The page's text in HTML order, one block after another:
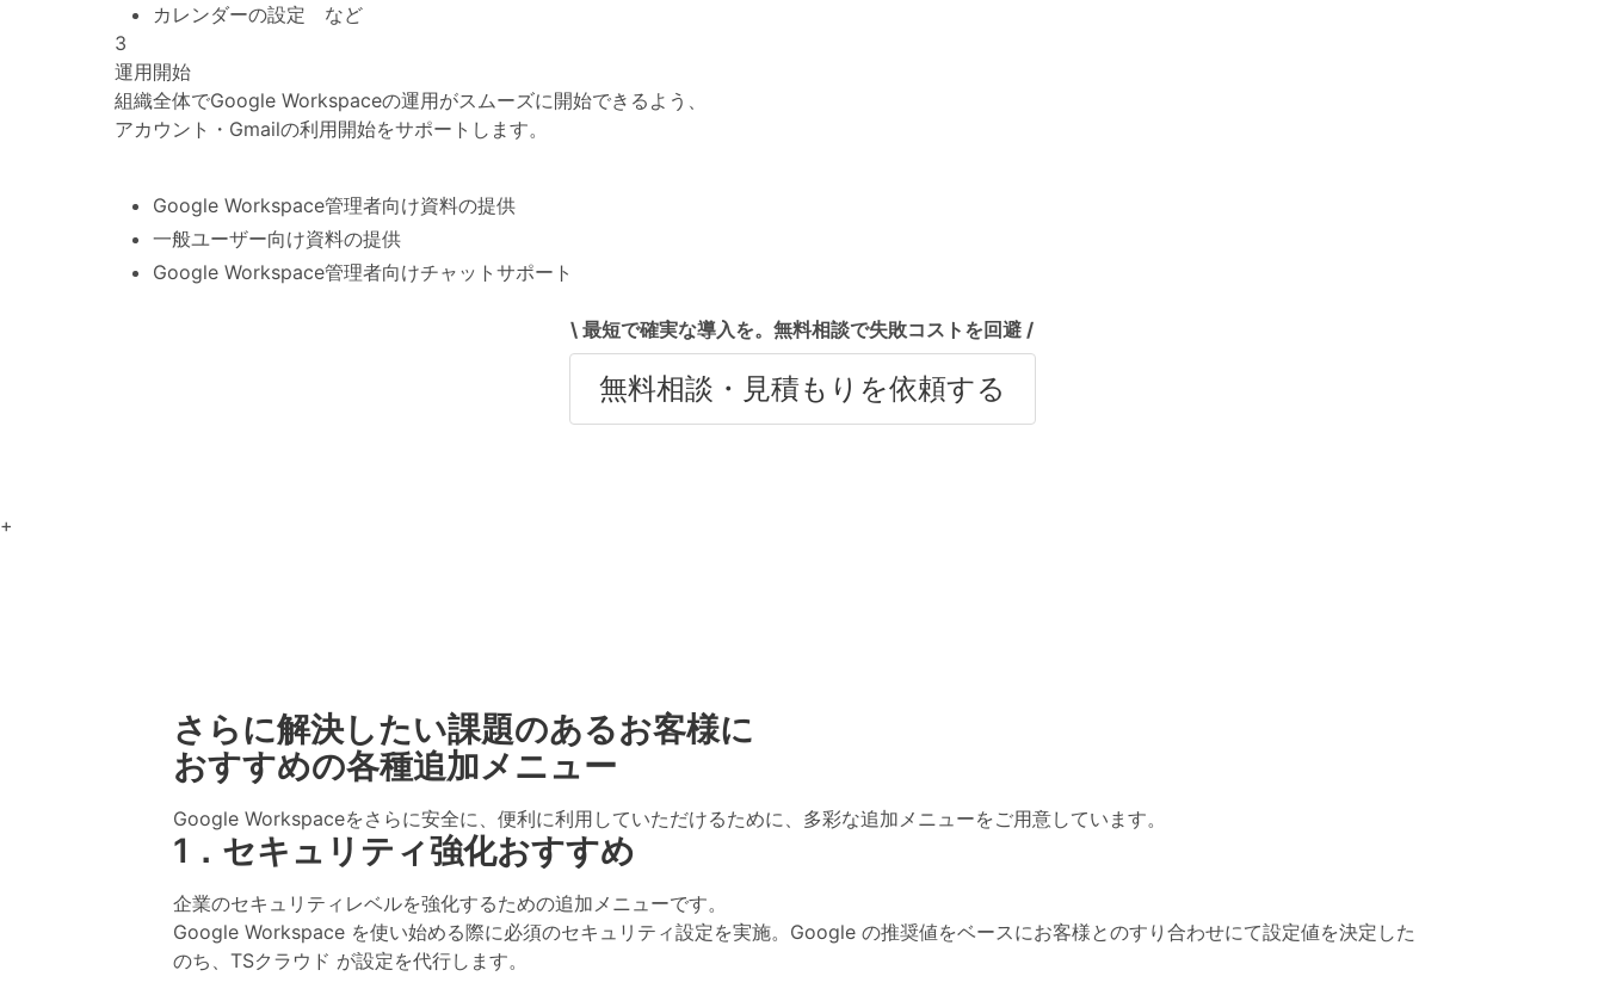
カレンダーの設定 など
3
運用開始
組織全体でGoogle Workspaceの運用がスムーズに開始できるよう、
アカウント・Gmailの利用開始をサポートします。
Google Workspace管理者向け資料の提供
一般ユーザー向け資料の提供
Google Workspace管理者向けチャットサポート
\ 最短で確実な導入を。無料相談で失敗コストを回避 /
無料相談・見積もりを依頼する
+
さらに解決したい課題のあるお客様に
おすすめの各種追加メニュー
Google Workspaceをさらに安全に、便利に利用していただけるために、多彩な追加メニューをご用意しています。
1．セキュリティ強化おすすめ
企業のセキュリティレベルを強化するための追加メニューです。
Google Workspace を使い始める際に必須のセキュリティ設定を実施。Google の推奨値をベースにお客様とのすり合わせにて設定値を決定した
のち、TSクラウド が設定を代行します。